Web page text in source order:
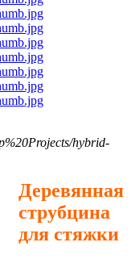
hybrid-
Деревянная
струбцина
для стяжки